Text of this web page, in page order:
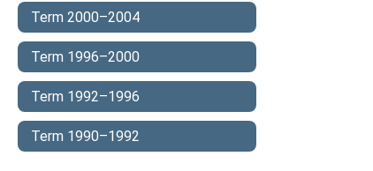
Term 2000–2004
Term 1996–2000
Term 1992–1996
Term 1990–1992